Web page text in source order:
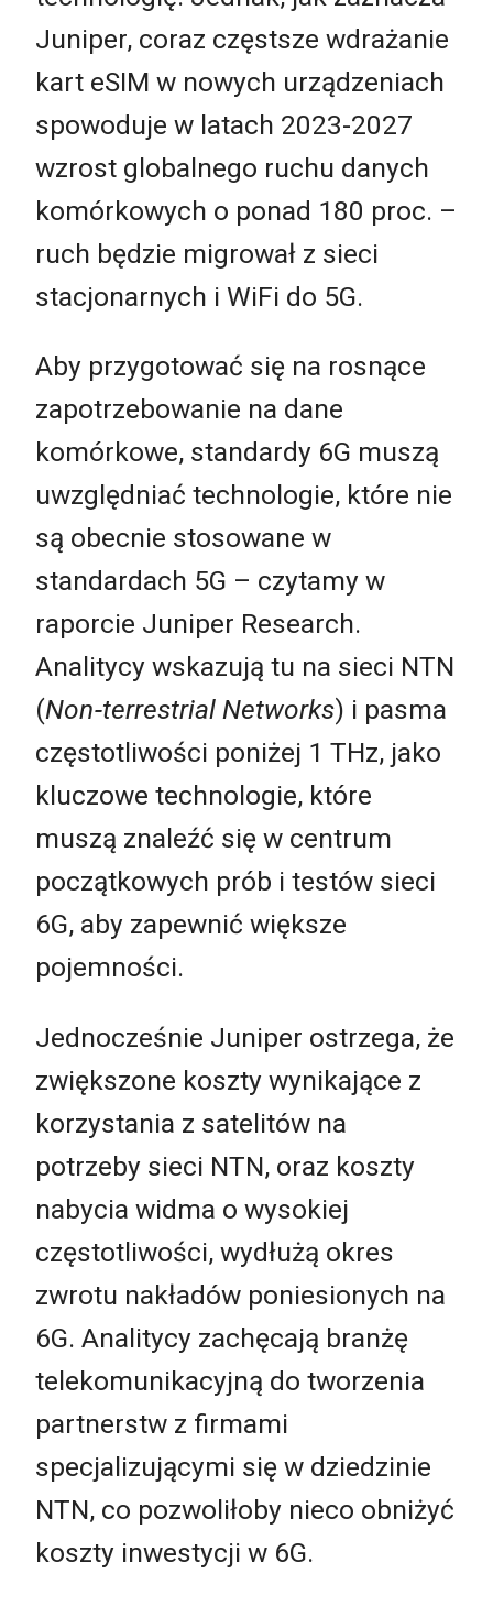
Juniper, coraz częstsze wdrażanie
kart eSIM w nowych urządzeniach
spowoduje w latach 2023-2027
wzrost globalnego ruchu danych
komórkowych o ponad 180 proc. –
ruch będzie migrował z sieci
stacjonarnych i WiFi do 5G.
Aby przygotować się na rosnące
zapotrzebowanie na dane
komórkowe, standardy 6G muszą
uwzględniać technologie, które nie
są obecnie stosowane w
standardach 5G – czytamy w
raporcie Juniper Research.
Analitycy wskazują tu na sieci NTN
(Non‑terrestrial Networks) i pasma
częstotliwości poniżej 1 THz, jako
kluczowe technologie, które
muszą znaleźć się w centrum
początkowych prób i testów sieci
6G, aby zapewnić większe
pojemności.
Jednocześnie Juniper ostrzega, że
zwiększone koszty wynikające z
korzystania z satelitów na
potrzeby sieci NTN, oraz koszty
nabycia widma o wysokiej
częstotliwości, wydłużą okres
zwrotu nakładów poniesionych na
6G. Analitycy zachęcają branżę
telekomunikacyjną do tworzenia
partnerstw z firmami
specjalizującymi się w dziedzinie
NTN, co pozwoliłoby nieco obniżyć
koszty inwestycji w 6G.